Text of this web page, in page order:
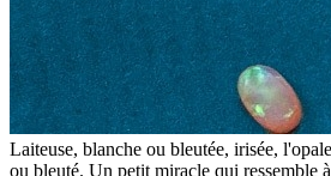
Laiteuse, blanche ou bleutée, irisée,
ou bleuté. Un petit miracle qui ressemble